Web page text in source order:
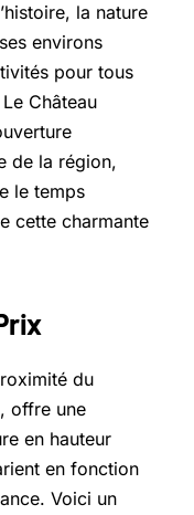
la nature
environs
pour tous
Château
de la région,
le temps
cette charmante
du
offre une
en hauteur
en fonction
Voici un